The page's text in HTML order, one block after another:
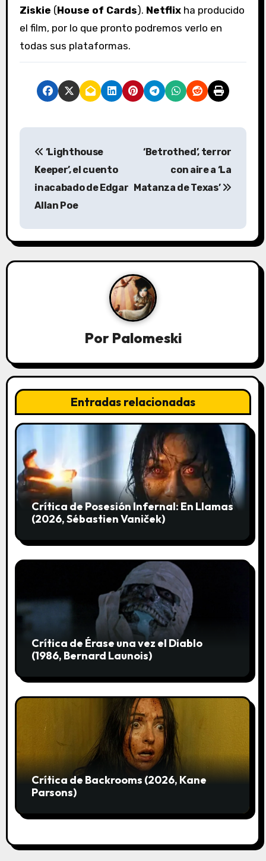
Ziskie (House of Cards). Netflixha producido
el film, por lo que pronto podremos verlo en
todas sus plataformas.
N
g
a
n
d
e
e
n
t
r
d
s
‘Lighthouse
Keeper’, el cuento
inacabado de Edgar
Allan Poe
‘Betrothed’, terror
con aire a ‘La
Matanza de Texas’
Por Palomeski
Entradas relacionadas
Crítica de Posesión Infernal: En Llamas
(2026, Sébastien Vaniček)
Crítica de Érase una vez el Diablo
(1986, Bernard Launois)
Crítica de Backrooms (2026, Kane
Parsons)